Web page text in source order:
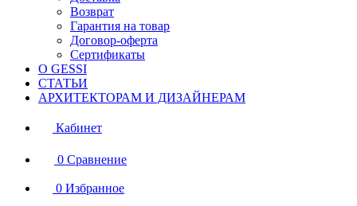
Возврат
Гарантия на товар
Договор-оферта
Сертификаты
О GESSI
СТАТЬИ
АРХИТЕКТОРАМ И ДИЗАЙНЕРАМ
Кабинет
0 Сравнение
0 Избранное